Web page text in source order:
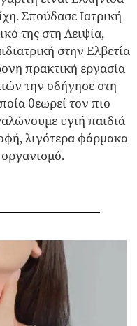
Σπούδασε Ιατρική
της στη Λειψία,
στην Ελβετία
πρακτική εργασία
την οδήγησε στη
θεωρεί τον πιο
υγιή παιδιά
λιγότερα φάρμακα